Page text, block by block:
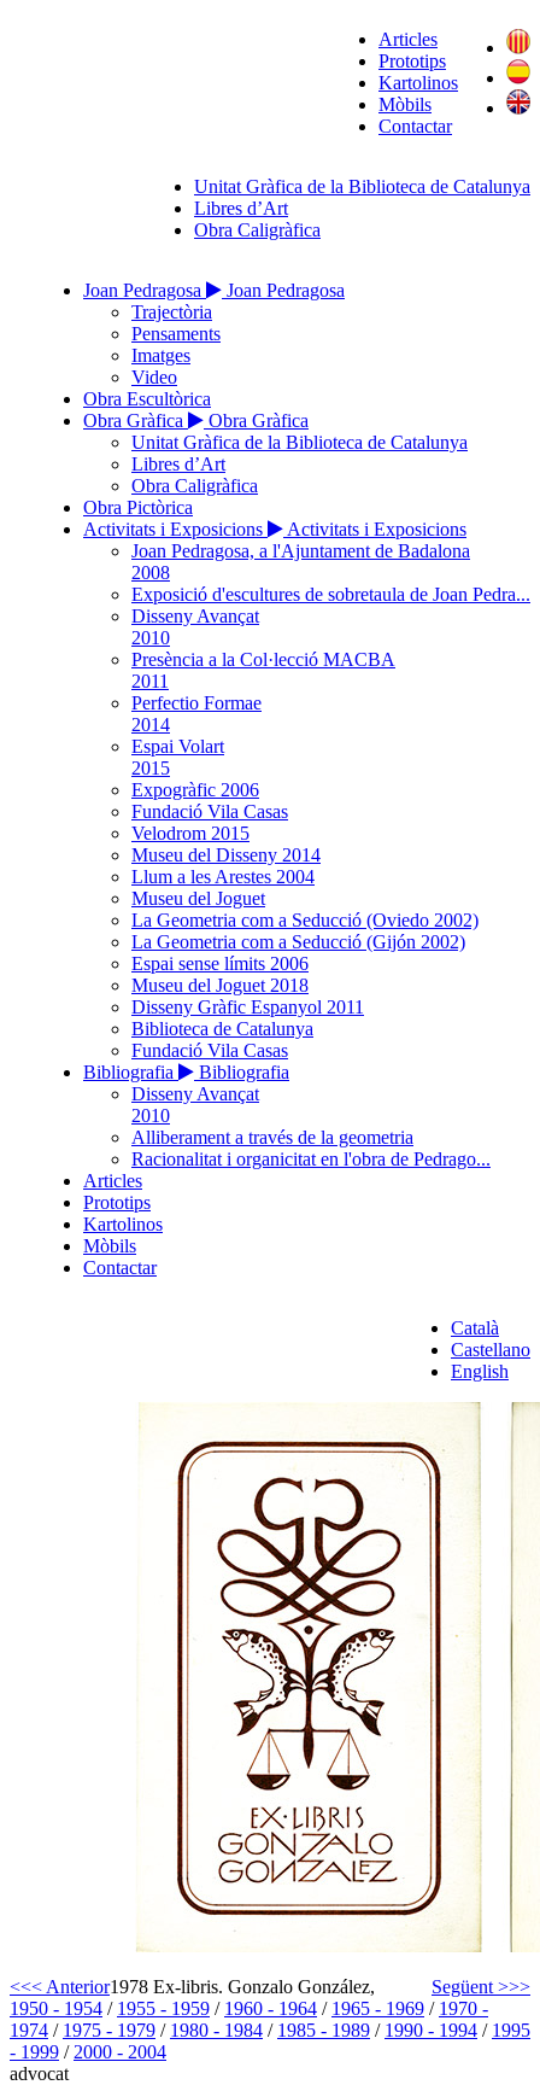
Articles
Prototips
Kartolinos
Mòbils
Contactar
Unitat Gràfica de la Biblioteca de Catalunya
Libres d’Art
Obra Caligràfica
Joan Pedragosa
Joan Pedragosa
Trajectòria
Pensaments
Imatges
Video
Obra Escultòrica
Obra Gràfica
Obra Gràfica
Unitat Gràfica de la Biblioteca de Catalunya
Libres d’Art
Obra Caligràfica
Obra Pictòrica
Activitats i Exposicions
Activitats i Exposicions
Joan Pedragosa, a l'Ajuntament de Badalona
2008
Exposició d'escultures de sobretaula de Joan Pedra...
Disseny Avançat
2010
Presència a la Col·lecció MACBA
2011
Perfectio Formae
2014
Espai Volart
2015
Expogràfic 2006
Fundació Vila Casas
Velodrom 2015
Museu del Disseny 2014
Llum a les Arestes 2004
Museu del Joguet
La Geometria com a Seducció (Oviedo 2002)
La Geometria com a Seducció (Gijón 2002)
Espai sense límits 2006
Museu del Joguet 2018
Disseny Gràfic Espanyol 2011
Biblioteca de Catalunya
Fundació Vila Casas
Bibliografia
Bibliografia
Disseny Avançat
2010
Alliberament a través de la geometria
Racionalitat i organicitat en l'obra de Pedrago...
Articles
Prototips
Kartolinos
Mòbils
Contactar
Català
Castellano
English
<<< Anterior
Següent >>>
1950 - 1954 / 1955 - 1959 / 1960 - 1964 / 1965 - 1969 / 1970 -
1974 / 1975 - 1979 / 1980 - 1984 / 1985 - 1989 / 1990 - 1994 / 1995
- 1999 / 2000 - 2004
1978 Ex-libris. Gonzalo González,
advocat